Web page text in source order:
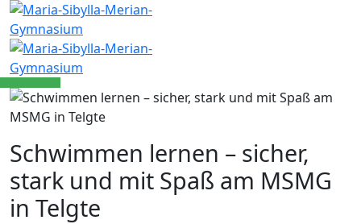
Schwimmen lernen – sicher,
stark und mit Spaß am MSMG
in Telgte